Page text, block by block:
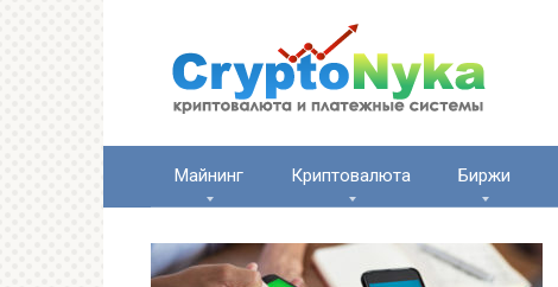
Майнинг Криптовалюта Биржи